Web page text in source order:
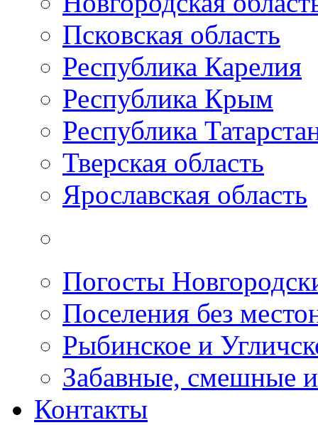
Псковская область
Республика Карелия
Республика Крым
Республика
Тверская область
Ярославская область
Погосты
Поселения без
Рыбинское и
Забавные, смешные
Контакты